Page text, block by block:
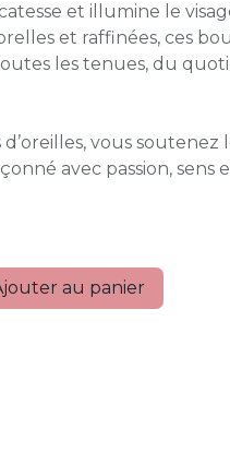
et illumine le
et raffinées, ces
les tenues, du
vous soutenez
avec passion, sens
au panier